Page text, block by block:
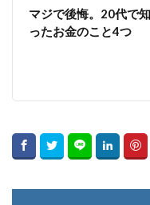
マジで後悔。20代で
ったお金のこと4つ